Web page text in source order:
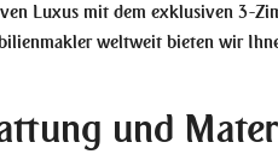
Luxus mit dem exklusiven 3-
weltweit bieten wir
und